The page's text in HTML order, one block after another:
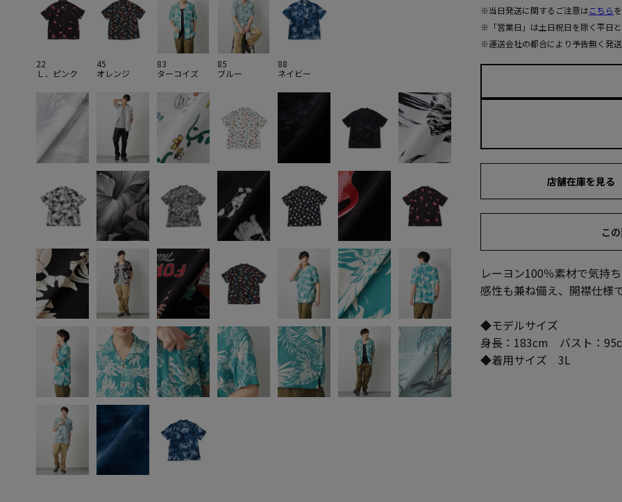
22
Ｌ．ピンク
45
オレンジ
83
ターコイズ
85
ブルー
88
ネイビー
※当日発送に関するご注意はこちら
※「営業日」は土日祝日を除く平日
※運送会社の都合により予告無く発
店舗在庫を見る
こ
レーヨン100％素材で気持
感性も兼ね備え、開襟仕様
◆モデルサイズ
身長：183cm バスト：
◆着用サイズ 3L